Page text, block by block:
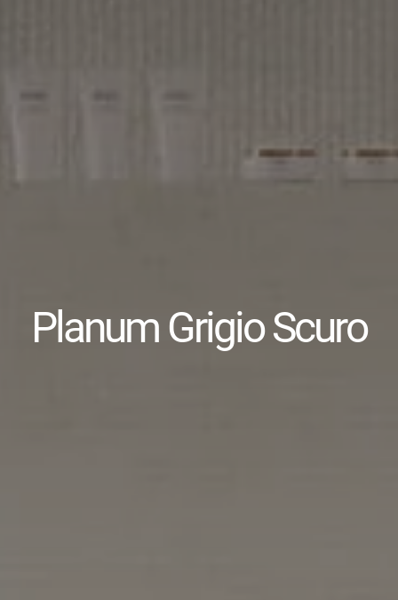
Planum Grigio Scuro